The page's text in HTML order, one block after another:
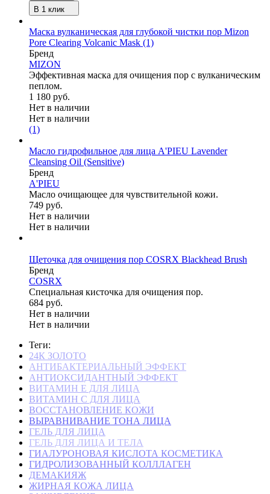
В 1 клик
Маска вулканическая для глубокой чистки пор Mizon
Pore Clearing Volcanic Mask (1)
Бренд
MIZON
Эффективная маска для очищения пор с вулканическим
пеплом.
1 180 руб.
Нет в наличии
Нет в наличии
(1)
Масло гидрофильное для лица A'PIEU Lavender
Cleansing Oil (Sensitive)
Бренд
A'PIEU
Масло очищающее для чувствительной кожи.
749 руб.
Нет в наличии
Нет в наличии
Щеточка для очищения пор COSRX Blackhead Brush
Бренд
COSRX
Специальная кисточка для очищения пор.
684 руб.
Нет в наличии
Нет в наличии
Теги:
24К ЗОЛОТО
АНТИБАКТЕРИАЛЬНЫЙ ЭФФЕКТ
АНТИОКСИДАНТНЫЙ ЭФФЕКТ
ВИТАМИН Е ДЛЯ ЛИЦА
ВИТАМИН С ДЛЯ ЛИЦА
ВОССТАНОВЛЕНИЕ КОЖИ
ВЫРАВНИВАНИЕ ТОНА ЛИЦА
ГЕЛЬ ДЛЯ ЛИЦА
ГЕЛЬ ДЛЯ ЛИЦА И ТЕЛА
ГИАЛУРОНОВАЯ КИСЛОТА КОСМЕТИКА
ГИДРОЛИЗОВАННЫЙ КОЛЛЛАГЕН
ДЕМАКИЯЖ
ЖИРНАЯ КОЖА ЛИЦА